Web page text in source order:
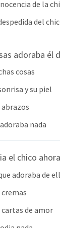
de la
del
adoraba él
cosas
y su piel
abrazos
nada
el chico
adoraba de
cremas
cartas de amor